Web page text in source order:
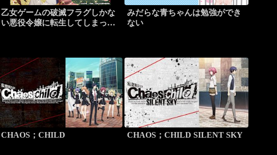
乙女ゲームの破滅フラグしかな
い悪役令嬢に転生してしまっ
みだらな青ちゃんは勉強ができ
ない
CHAOS；CHILD CHAOS；CHILD SILENT SKY